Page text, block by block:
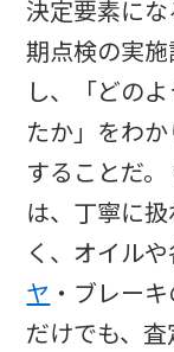
決定要素に
期点検の実
し、「どの
たか」をわ
することだ
は、丁寧に
く、オイル
ヤ ・ブレー
だけでも、